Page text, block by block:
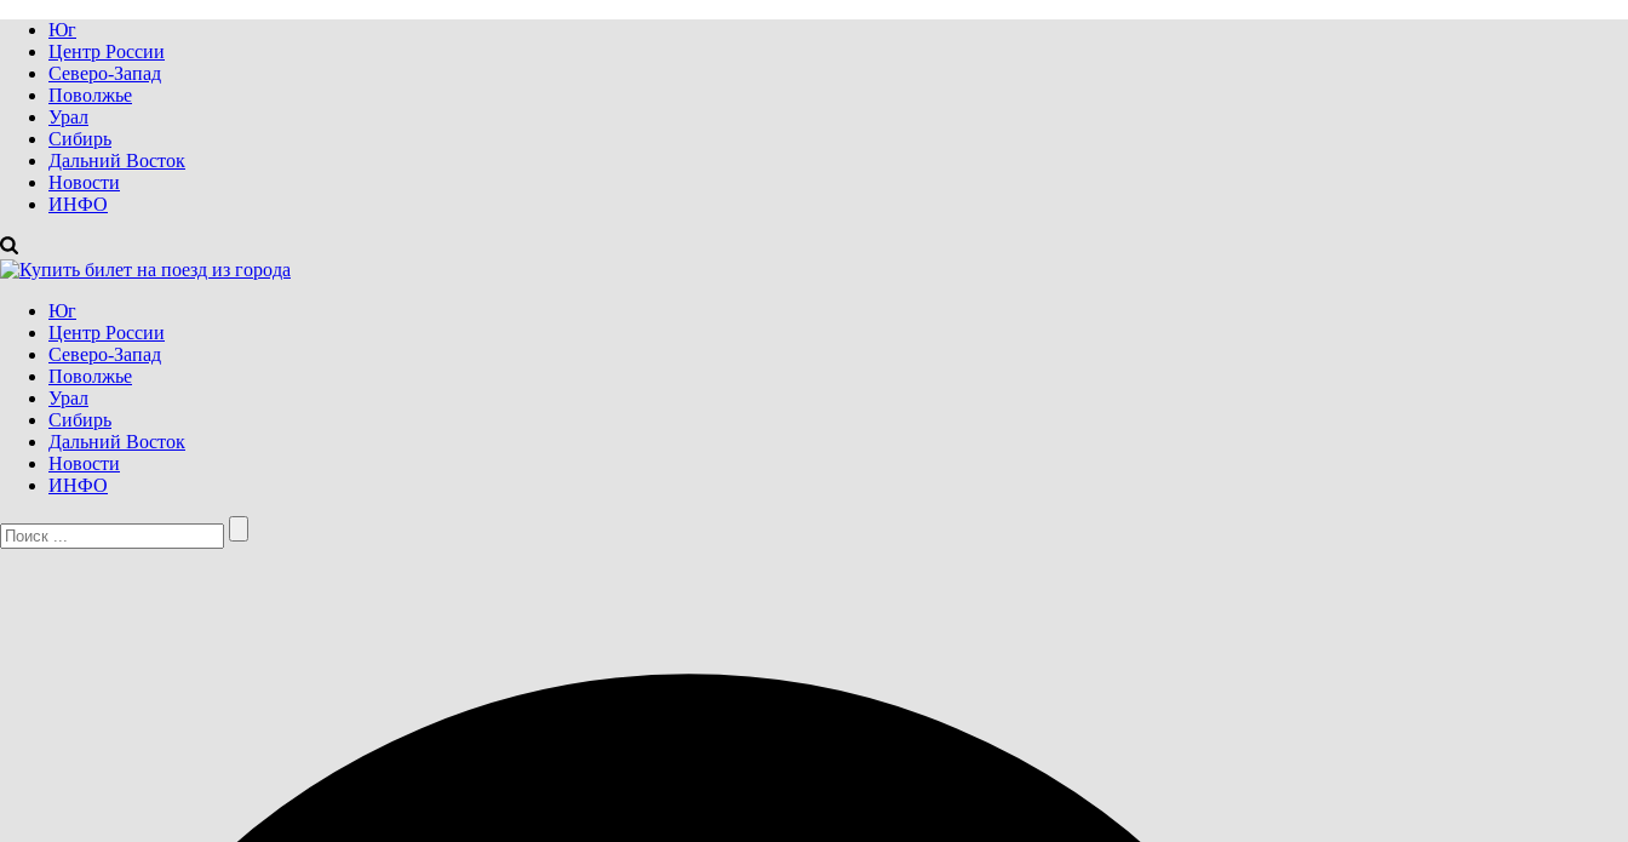
Юг
Центр России
Северо-Запад
Поволжье
Урал
Сибирь
Дальний Восток
Новости
ИНФО
Юг
Центр России
Северо-Запад
Поволжье
Урал
Сибирь
Дальний Восток
Новости
ИНФО